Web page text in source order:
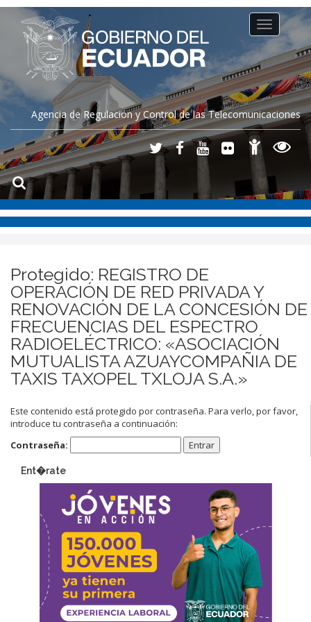
Agencia de Regulación y Control de las Telecomunicaciones
Toggle
navigation
Protegido: REGISTRO DE
OPERACIÓN DE RED PRIVADA Y
RENOVACIÓN DE LA CONCESIÓN DE
FRECUENCIAS DEL ESPECTRO
RADIOELÉCTRICO: «ASOCIACIÓN
MUTUALISTA AZUAYCOMPAÑIA DE
TAXIS TAXOPEL TXLOJA S.A.»
Este contenido está protegido por contraseña. Para verlo, por favor,
introduce tu contraseña a continuación:
Contraseña:
Ent�rate